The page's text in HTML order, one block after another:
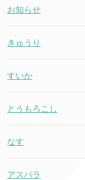
お知らせ
きゅうり
すいか
とうもろこし
なす
アスパラ